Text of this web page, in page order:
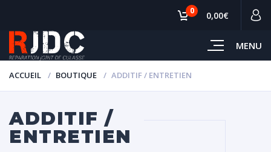
MENU
0 0,00€
ACCUEIL BOUTIQUE ADDITIF / ENTRETIEN
ADDITIF /
ENTRETIEN